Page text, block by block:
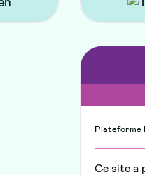
Plateforme
Ce site a